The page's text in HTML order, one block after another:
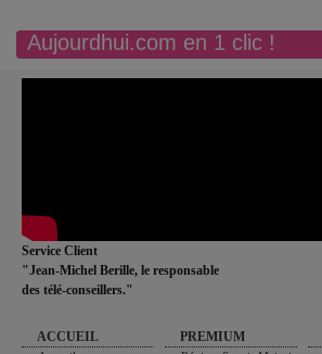
Aujourdhui.com en 1 clic !
Service Client
"Jean-Michel Berille, le responsable
des télé-conseillers."
ACCUEIL PREMIUM